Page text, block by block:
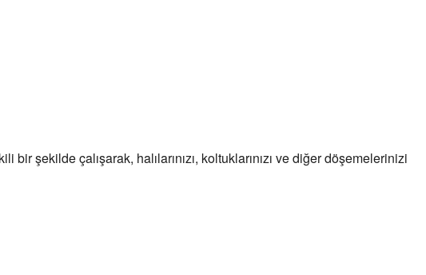
şekilde çalışarak, halılarınızı, koltuklarınızı ve diğer döşemelerinizi